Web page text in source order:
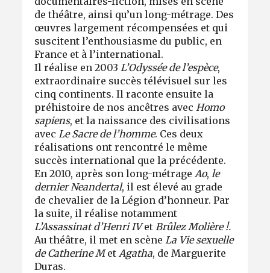
de théâtre, ainsi qu’un long-métrage. Des
œuvres largement récompensées et qui
suscitent l’enthousiasme du public, en
France et à l’international.
Il réalise en 2003 L’Odyssée de l’espèce,
extraordinaire succès télévisuel sur les
cinq continents. Il raconte ensuite la
préhistoire de nos ancêtres avec Homo
sapiens, et la naissance des civilisations
avec Le Sacre de l’homme. Ces deux
réalisations ont rencontré le même
succès international que la précédente.
En 2010, après son long-métrage Ao, le
dernier Neandertal, il est élevé au grade
de chevalier de la Légion d’honneur. Par
la suite, il réalise notamment
L’Assassinat d’Henri IVet Brûlez Molière !.
Au théâtre, il met en scène La Vie sexuelle
de Catherine Met Agatha, de Marguerite
Duras.